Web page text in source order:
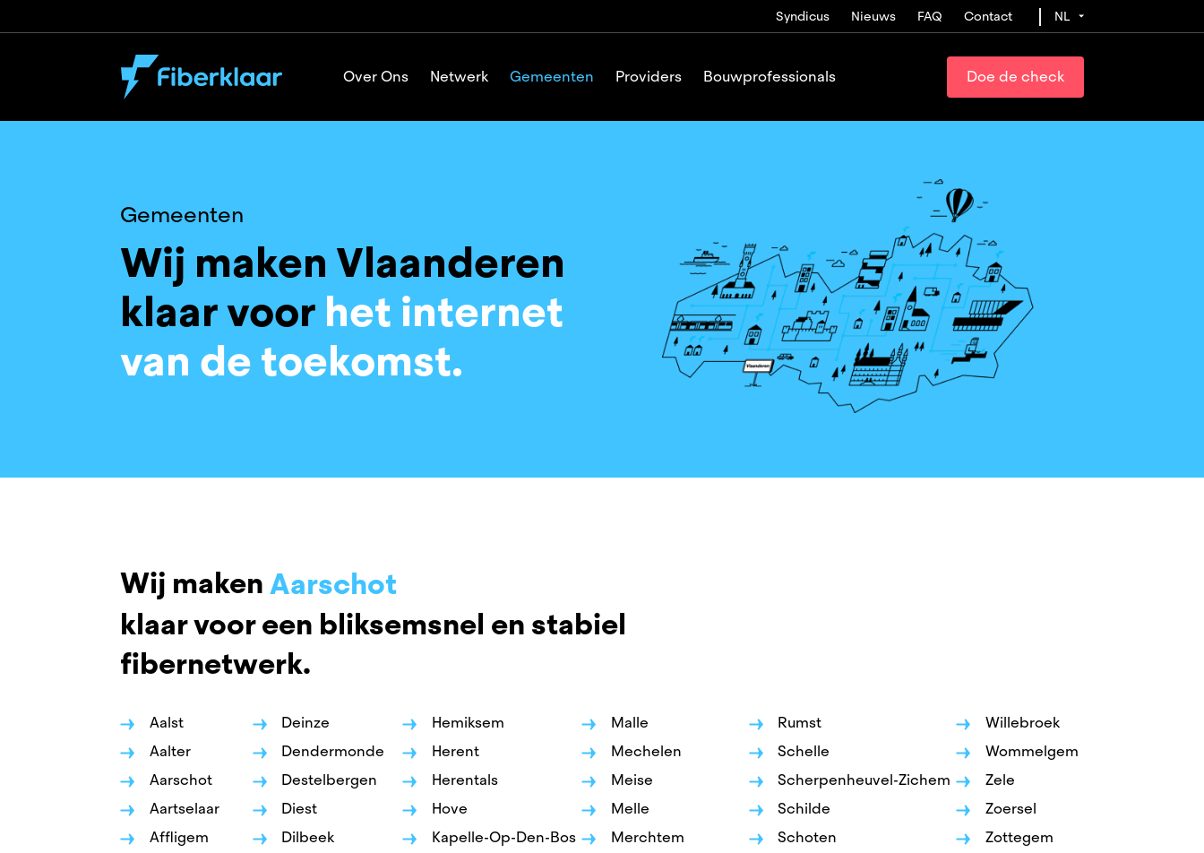
Syndicus Nieuws FAQ Contact NL
Over Ons Netwerk Gemeenten Providers Bouwprofessionals Doe de check
Gemeenten
Wij maken Vlaanderen
klaar voor het internet
van de toekomst.
Wij makenAarschot
Aartselaar
Affligem
Antwerpen
Asse
Beerse
Beersel
klaar voor een bliksemsnel en stabiel
fibernetwerk.
Aalst
Aalter
Aarschot
Aartselaar
Affligem
Deinze
Dendermonde
Destelbergen
Diest
Dilbeek
Hemiksem
Herent
Herentals
Hove
Kapelle-Op-Den-Bos
Malle
Mechelen
Meise
Melle
Merchtem
Rumst
Schelle
Scherpenheuvel-Zichem
Schilde
Schoten
Willebroek
Wommelgem
Zele
Zoersel
Zottegem